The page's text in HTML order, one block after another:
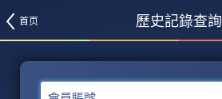
首页 歷史記錄查詢